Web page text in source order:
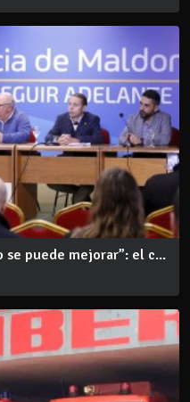
se puede mejorar”: el c...